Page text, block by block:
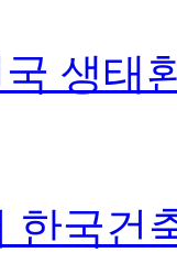
생태
한국건